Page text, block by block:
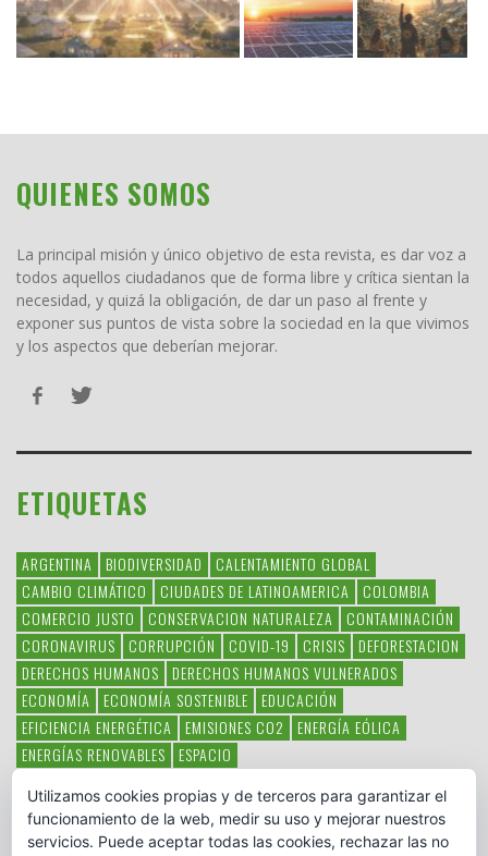
QUIENES SOMOS
La principal misión y único objetivo de esta revista, es dar voz a
todos aquellos ciudadanos que de forma libre y crítica sientan la
necesidad, y quizá la obligación, de dar un paso al frente y
exponer sus puntos de vista sobre la sociedad en la que vivimos
y los aspectos que deberían mejorar.
ETIQUETAS
ARGENTINA BIODIVERSIDAD
CALENTAMIENTO GLOBAL
CAMBIO CLIMÁTICO
CIUDADES DE LATINOAMERICA
COLOMBIA
COMERCIO JUSTO
CONSERVACION NATURALEZA
CONTAMINACIÓN
CORONAVIRUS
CORRUPCIÓN COVID-19 CRISIS
DEFORESTACION
DERECHOS HUMANOS
DERECHOS HUMANOS VULNERADOS
ECONOMÍA
ECONOMÍA SOSTENIBLE
EDUCACIÓN
EFICIENCIA ENERGÉTICA
EMISIONES CO2
ENERGÍA EÓLICA
ENERGÍAS RENOVABLES
ESPACIO
HAMBRE LATINOAMÉRICA MEDIO AMBIENTE
MÉXICO
OBJETIVOS DEL MILENIO
ONGS PAZ POBREZA POESÍA
POLITICA
Utilizamos cookies propias y de terceros para garantizar el
funcionamiento de la web, medir su uso y mejorar nuestros
servicios. Puede aceptar todas las cookies, rechazar las no